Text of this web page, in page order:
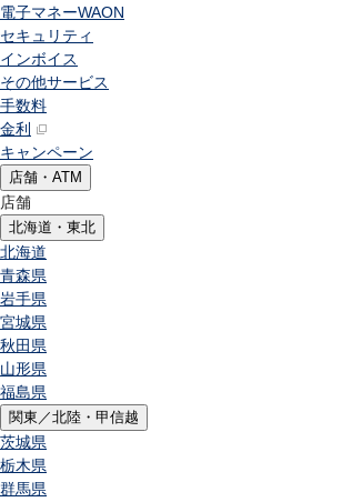
電子マネーWAON
セキュリティ
インボイス
その他サービス
手数料
金利
キャンペーン
店舗・ATM
店舗
北海道・東北
北海道
青森県
岩手県
宮城県
秋田県
山形県
福島県
関東／北陸・甲信越
茨城県
栃木県
群馬県